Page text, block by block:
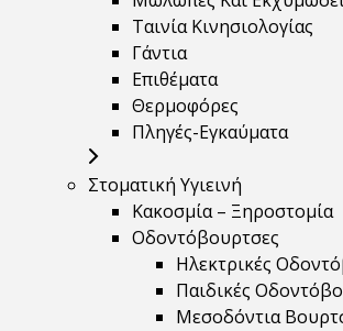
Ταινία Κινησιολογίας
Γάντια
Επιθέματα
Θερμοφόρες
Πληγές-Εγκαύματα
Στοματική Υγιεινή
Κακοσμία – Ξηροστομία
Οδοντόβουρτσες
Ηλεκτρικές
Παιδικές
Μεσοδόντια